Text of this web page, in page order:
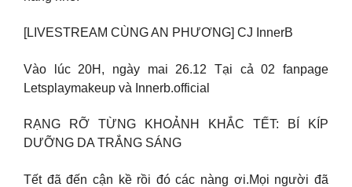
[LIVESTREAM CÙNG AN PHƯƠNG] CJ InnerB
Vào lúc 20H, ngày mai 26.12 Tại cả 02 fanpage
Letsplaymakeup và Innerb.official
RẠNG RỠ TỪNG KHOẢNH KHẮC TẾT: BÍ KÍP
DƯỠNG DA TRẮNG SÁNG
Tết đã đến cận kề rồi đó các nàng ơi.Mọi người đã